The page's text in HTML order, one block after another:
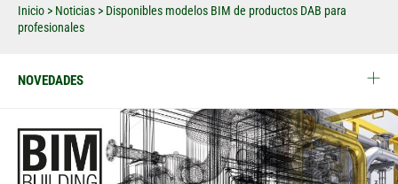
Inicio > Noticias > Disponibles modelos BIM de productos DAB para
profesionales
NOVEDADES